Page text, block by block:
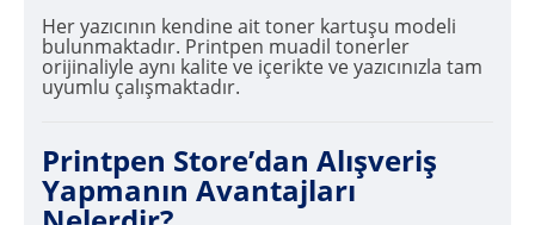
Her yazıcının kendine ait toner kartuşu modeli
bulunmaktadır. Printpen muadil tonerler
orijinaliyle aynı kalite ve içerikte ve yazıcınızla tam
uyumlu çalışmaktadır.
Printpen Store’dan Alışveriş
Yapmanın Avantajları